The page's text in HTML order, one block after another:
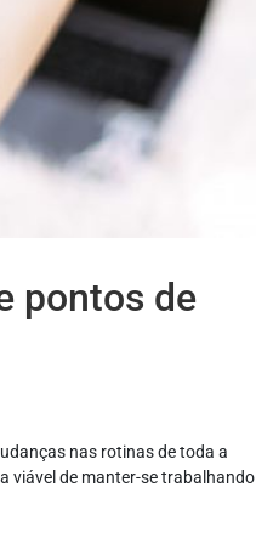
pontos de
nas rotinas de toda a
viável de manter-se trabalhando